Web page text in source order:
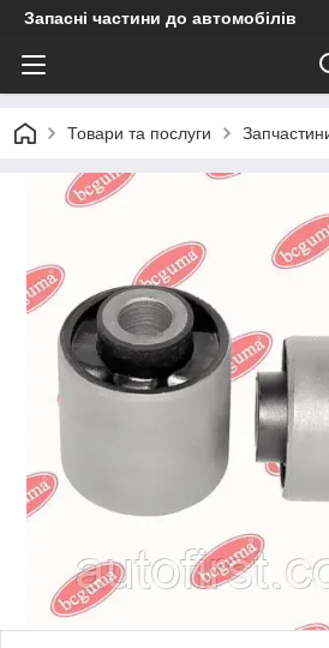
Запасні частини до автомобілів
Товари та послуги